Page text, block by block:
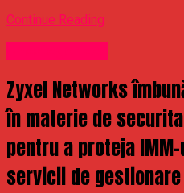
Continue Reading
Zyxel Networks
în materie de
pentru a proteja
servicii de gestionare